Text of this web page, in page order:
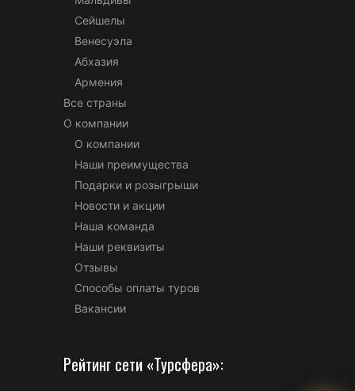
Сейшелы
Венесуэла
Абхазия
Армения
Все страны
О компании
О компании
Наши преимущества
Подарки и розыгрыши
Новости и акции
Наша команда
Наши реквизиты
Отзывы
Способы оплаты туров
Вакансии
Рейтинг сети «Турсфера»: